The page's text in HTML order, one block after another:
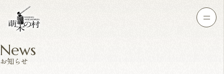
News
お知らせ